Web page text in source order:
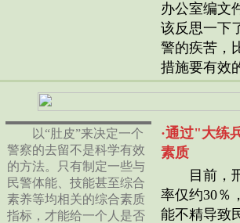
办公室编文
该反思一下
警的疾苦，
措施要有效
以“肚皮”来决定一个
警察的去留不是科学有效
的方法。只有制定一些与
民警体能、技能甚至综合
素养等均相关的综合素质
指标，才能给一个人是否
·通过"大练
素质
目前，刑
率仅约30％
能不精导致